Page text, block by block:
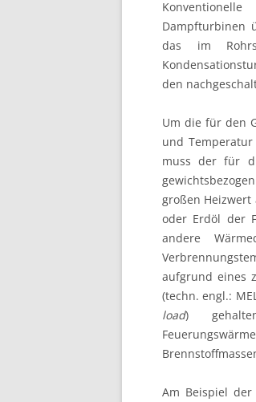
Dampfturbinen
das im
den
Um die für den
und
muss der für
großen Heizwert
oder Erdöl der
andere
aufgrund eines
(techn. engl.:
load)
Am Beispiel der